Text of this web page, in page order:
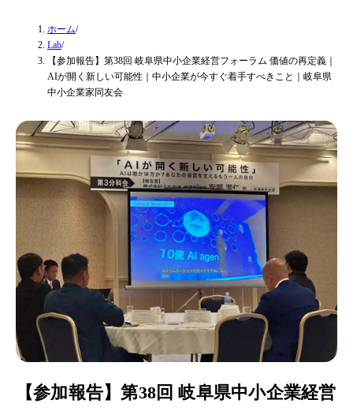
ホーム/
Lab/
【参加報告】第38回 岐阜県中小企業経営フォーラム 価値の再定義｜
AIが開く新しい可能性｜中小企業が今すぐ着手すべきこと｜岐阜県
中小企業家同友会
【参加報告】第38回 岐阜県中小企業経営